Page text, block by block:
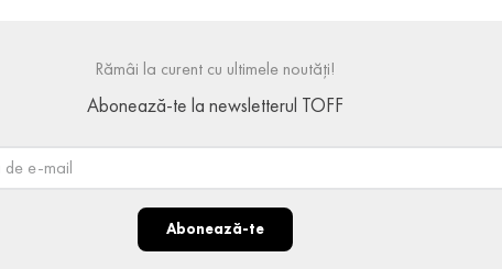
Rămâi la curent cu ultimele noutăți!
Abonează-te la newsletterul TOFF
Abonează-te